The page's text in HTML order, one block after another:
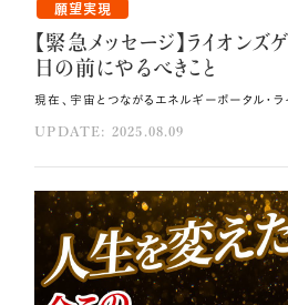
願望実現
【緊急メッセージ】ライオンズ
日の前にやるべきこと
UPDATE: 2025.08.09